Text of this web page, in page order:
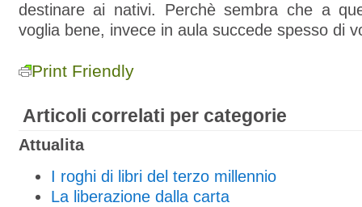
destinare ai nativi. Perchè sembra che a
voglia bene, invece in aula succede spesso di
Print Friendly
Articoli correlati per categorie
Attualita
I roghi di libri del terzo millennio
La liberazione dalla carta